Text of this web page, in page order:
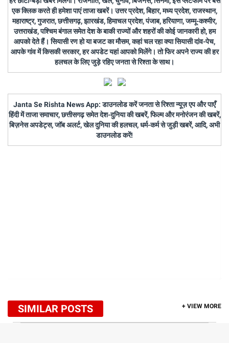
एक क्लिक करते ही हमेशा पाएं ताजा खबरें। उत्तर प्रदेश, बिहार, मध्य प्रदेश, राजस्थान,
महाराष्ट्र, गुजरात, छत्तीसगढ़, झारखंड, हिमाचल प्रदेश, पंजाब, हरियाणा, जम्मू-कश्मीर,
उत्तराखंड, पश्चिम बंगाल समेत देश के बाकी राज्यों और शहरों की कोई जानकारी हो, हम
आपको देते हैं। सियासी रण हो या बजट का मौसम, कहां चल रहा क्या सियासी दांव-पेच,
आपके गांव में किसकी सरकार, हर अपडेट यहां आपको मिलेंगे। तो फिर अपने राज्य की हर
हलचल के लिए जुड़े रहिए जनता से रिश्ता के साथ।
Janta Se Rishta News App: डाउनलोड करें जनता से रिश्ता न्यूज़ एप और पाएँ
हिंदी में ताजा समाचार, छत्तीसगढ़ समेत देश-दुनिया की खबरें, फिल्म और मनोरंजन की खबरें,
बिज़नेस अपडेट्स, जॉब अलर्ट, खेल दुनिया की हलचल, धर्म-कर्म से जुड़ी खबरें, आदि, अभी
डाउनलोड करें!
SIMILAR POSTS + VIEW MORE